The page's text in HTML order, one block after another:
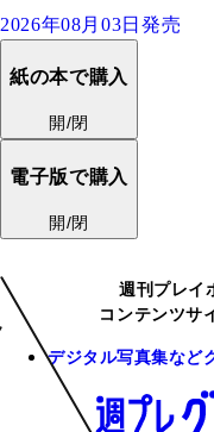
2026年08月03日発売
紙の本で購入
開/閉
電子版で購入
開/閉
週刊プレイ
コンテンツサ
デジタル写真集など